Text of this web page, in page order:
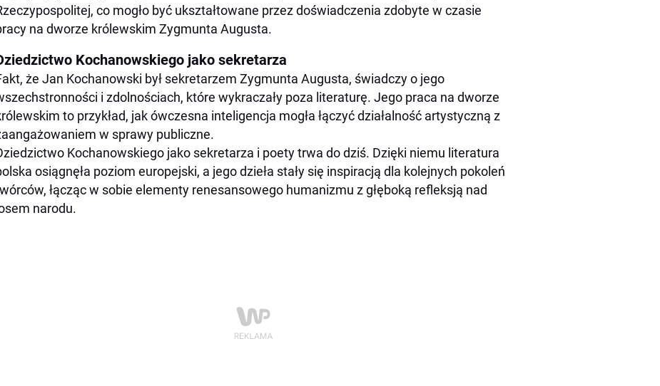
co mogło być ukształtowane przez doświadczenia zdobyte w czasie
na dworze królewskim Zygmunta Augusta.
Kochanowskiego jako sekretarza
że Jan Kochanowski był sekretarzem Zygmunta Augusta, świadczy o jego
i zdolnościach, które wykraczały poza literaturę. Jego praca na dworze
to przykład, jak ówczesna inteligencja mogła łączyć działalność artystyczną z
w sprawy publiczne.
Kochanowskiego jako sekretarza i poety trwa do dziś. Dzięki niemu literatura
osiągnęła poziom europejski, a jego dzieła stały się inspiracją dla kolejnych pokoleń
łącząc w sobie elementy renesansowego humanizmu z głęboką refleksją nad
narodu.